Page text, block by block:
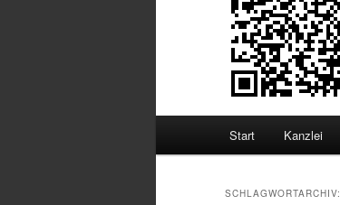
Start Kanzlei
SCHLAGWORTARCHIV: